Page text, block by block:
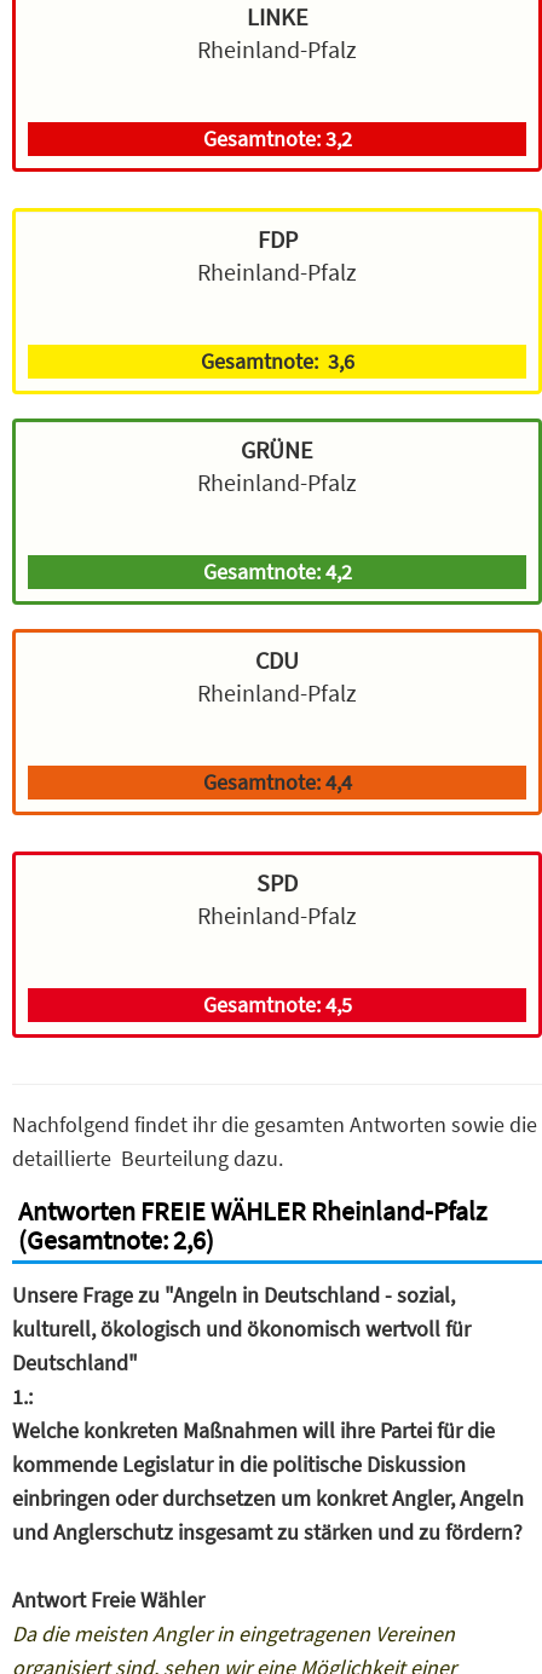
LINKE
Rheinland-Pfalz
Gesamtnote: 3,2
FDP
Rheinland-Pfalz
Gesamtnote: 3,6
GRÜNE
Rheinland-Pfalz
Gesamtnote: 4,2
CDU
Rheinland-Pfalz
Gesamtnote: 4,4
SPD
Rheinland-Pfalz
Gesamtnote: 4,5
Nachfolgend findet ihr die gesamten Antworten sowie die
detaillierte Beurteilung dazu.
Antworten FREIE WÄHLER Rheinland-Pfalz
(Gesamtnote: 2,6)
Unsere Frage zu "Angeln in Deutschland - sozial,
kulturell, ökologisch und ökonomisch wertvoll für
Deutschland"
1.:
Welche konkreten Maßnahmen will ihre Partei für die
kommende Legislatur in die politische Diskussion
einbringen oder durchsetzen um konkret Angler, Angeln
und Anglerschutz insgesamt zu stärken und zu fördern?
Antwort Freie Wähler
Da die meisten Angler in eingetragenen Vereinen
organisiert sind, sehen wir eine Möglichkeit einer